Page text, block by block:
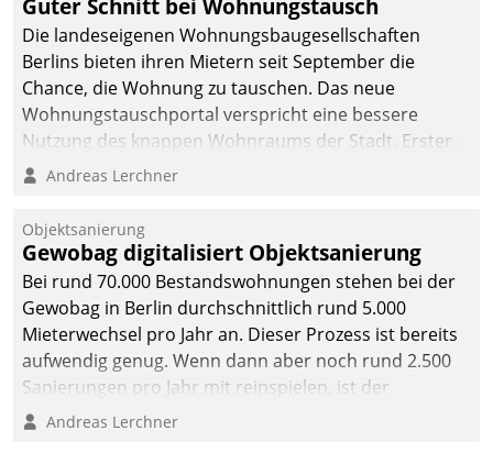
Die landeseigenen Wohnungsbaugesellschaften
Berlins bieten ihren Mietern seit September die
Chance, die Wohnung zu tauschen. Das neue
Wohnungstauschportal verspricht eine bessere
Nutzung des knappen Wohnraums der Stadt. Erster
Anwendungsfall für Datatrains Lösung API-Hub mit
Unternehmen.
Andreas Lerchner
Objektsanierung
Gewobag digitalisiert Objektsanierung
Bei rund 70.000 Bestandswohnungen stehen bei der
Gewobag in Berlin durchschnittlich rund 5.000
Mieterwechsel pro Jahr an. Dieser Prozess ist bereits
aufwendig genug. Wenn dann aber noch rund 2.500
Sanierungen pro Jahr mit reinspielen, ist der
Betreuungs- und Organisationsaufwand immens. Im
Andreas Lerchner